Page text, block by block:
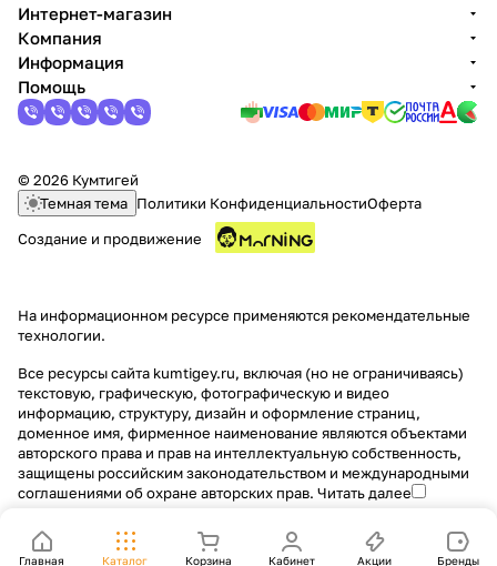
Главная Каталог Корзина Кабинет Акции Бренды
Интернет-магазин
Компания
Информация
Помощь
© 2026 Кумтигей
Темная тема Политики КонфиденциальностиОферта
Создание и продвижение
На информационном ресурсе применяются рекомендательные
технологии.
Все ресурсы сайта kumtigey.ru, включая (но не ограничиваясь)
текстовую, графическую, фотографическую и видео
информацию, структуру, дизайн и оформление страниц,
доменное имя, фирменное наименование являются объектами
авторского права и прав на интеллектуальную собственность,
защищены российским законодательством и международными
соглашениями об охране авторских прав. Читать далее